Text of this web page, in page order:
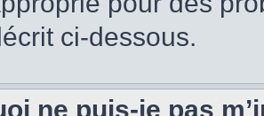
ci-dessous.
ne puis-je pas